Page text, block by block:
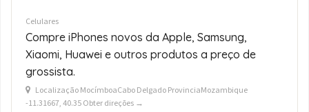
Celulares
Fornecedores Grossistas de iPhone
17/16/15/14/13 Pro Max
Localização St.andrew36803KaTembeMaputo - CidadeMozambique
-26.02985, 32.53204 Obter direções →
$0